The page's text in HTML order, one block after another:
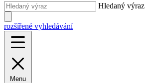
Hledaný výraz
rozšířené vyhledávání
Menu